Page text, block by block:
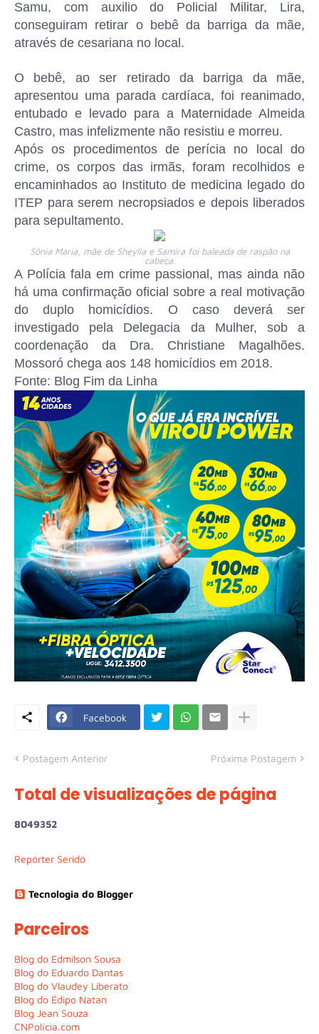
Samu, com auxilio do Policial Militar, Lira,
conseguiram retirar o bebê da barriga da mãe,
através de cesariana no local.
O bebê, ao ser retirado da barriga da mãe,
apresentou uma parada cardíaca, foi reanimado,
entubado e levado para a Maternidade Almeida
Castro, mas infelizmente não resistiu e morreu.
Após os procedimentos de perícia no local do
crime, os corpos das irmãs, foram recolhidos e
encaminhados ao Instituto de medicina legado do
ITEP para serem necropsiados e depois liberados
para sepultamento.
Sônia Maria, mãe de Sheylla e Samira foi baleada de raspão na
cabeça.
A Polícia fala em crime passional, mas ainda não
há uma confirmação oficial sobre a real motivação
do duplo homicídios. O caso deverá ser
investigado pela Delegacia da Mulher, sob a
coordenação da Dra. Christiane Magalhões.
Mossoró chega aos 148 homicídios em 2018.
Fonte: Blog Fim da Linha
Facebook
Postagem Anterior Próxima Postagem
Total de visualizações de página
8049352
Repórter Seridó
Tecnologia do Blogger
Parceiros
Blog do Edmilson Sousa
Blog do Eduardo Dantas
Blog do Vlaudey Liberato
Blog do Édipo Natan
Blog Jean Souza
CNPolícia.com